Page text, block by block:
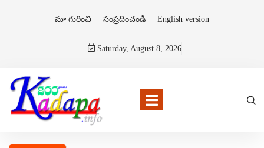
మా గురించి సంప్రదించండి English version
Saturday, August 8, 2026